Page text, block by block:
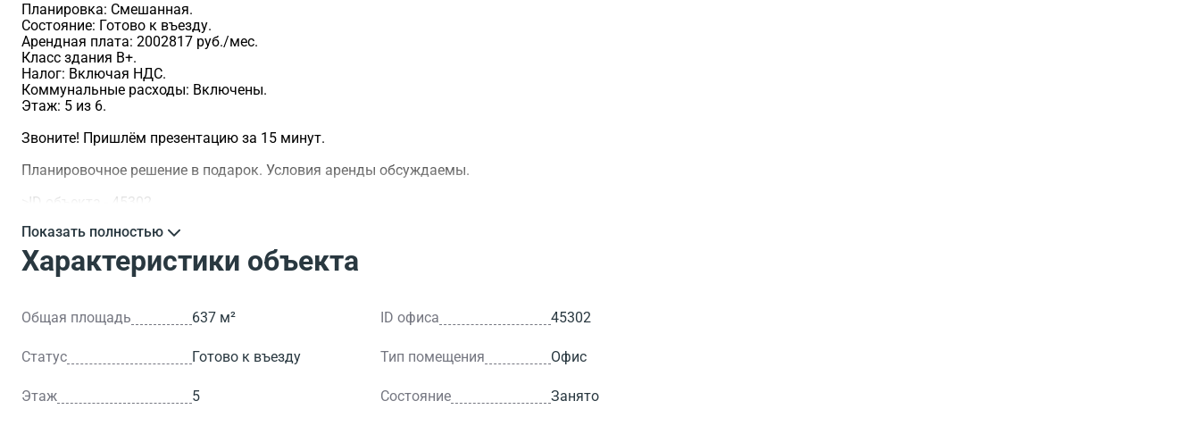
Планировка: Смешанная.
Состояние: Готово к въезду.
Арендная плата: 2002817 руб./мес.
Класс здания B+.
Налог: Включая НДС.
Коммунальные расходы: Включены.
Этаж: 5 из 6.
Звоните! Пришлём презентацию за 15 минут.
Планировочное решение в подарок. Условия аренды обсуждаемы.
>ID объекта - 45302.
Показать полностью
Характеристики объекта
Общая площадь 637 м² ID офиса 45302
Статус Готово к въезду Тип помещения Офис
Этаж 5 Состояние Занято